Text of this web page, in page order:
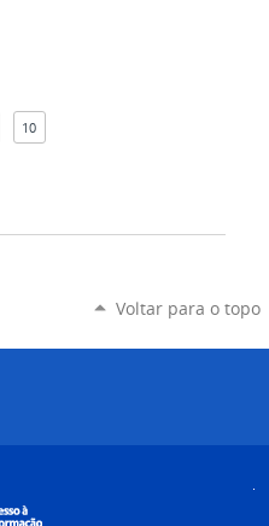
10
Voltar para o topo